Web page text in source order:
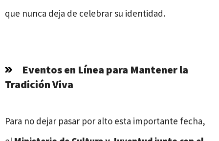
que nunca deja de celebrar su identidad.
Eventos en Línea para Mantener la
Tradición Viva
Para no dejar pasar por alto esta importante fecha,